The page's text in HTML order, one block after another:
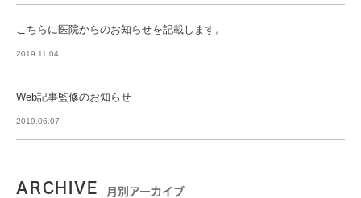
こちらに医院からのお知らせを記載します。
2019.11.04
Web記事監修のお知らせ
2019.06.07
ARCHIVE 月別アーカイブ